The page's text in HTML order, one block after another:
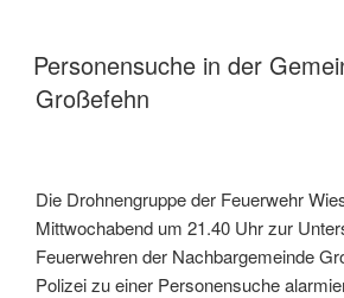
Personensuche in der
Großefehn
Die Drohnengruppe der Feuerwehr
Mittwochabend um 21.40 Uhr zur
Feuerwehren der Nachbargemeinde
Polizei zu einer Personensuche